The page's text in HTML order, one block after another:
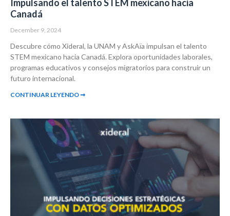
Impulsando el talento STEM mexicano hacia
Canadá
December 9, 2024
Descubre cómo Xideral, la UNAM y AskAïa impulsan el talento
STEM mexicano hacia Canadá. Explora oportunidades laborales,
programas educativos y consejos migratorios para construir un
futuro internacional.
CONTINUAR LEYENDO ➞